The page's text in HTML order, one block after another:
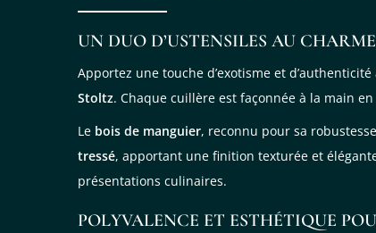
UN DUO D’USTENSILES AU
Apportez une touche d’exotisme et
Stoltz. Chaque cuillère est façonnée à la main
Le bois de manguier, reconnu pour sa
tressé, apportant une finition texturée et
présentations culinaires.
POLYVALENCE ET ESTHÉTIQUE